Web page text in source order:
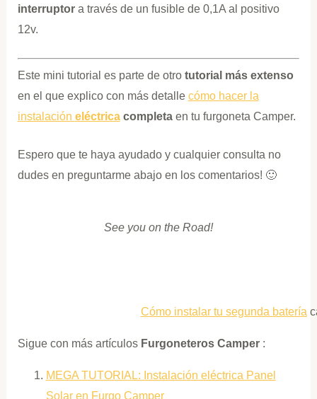
interruptora través de un fusible de 0,1A al positivo
12v.
Este mini tutorial es parte de otro tutorial más extenso
en el que explico con más detalle cómo hacer la
instalación eléctricacompletaen tu furgoneta Camper.
Espero que te haya ayudado y cualquier consulta no
dudes en preguntarme abajo en los comentarios! 🙂
See you on the Road!
Cómo instalar tu segunda batería
Sigue con más artículos Furgoneteros Camper :
MEGA TUTORIAL: Instalación eléctrica Panel
Solar en Furgo Camper